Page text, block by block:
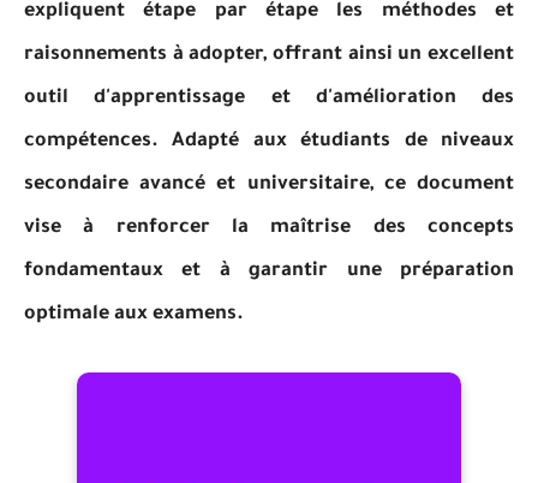
expliquent étape par étape les méthodes et
raisonnements à adopter, offrant ainsi un excellent
outil d'apprentissage et d'amélioration des
compétences. Adapté aux étudiants de niveaux
secondaire avancé et universitaire, ce document
vise à renforcer la maîtrise des concepts
fondamentaux et à garantir une préparation
optimale aux examens.